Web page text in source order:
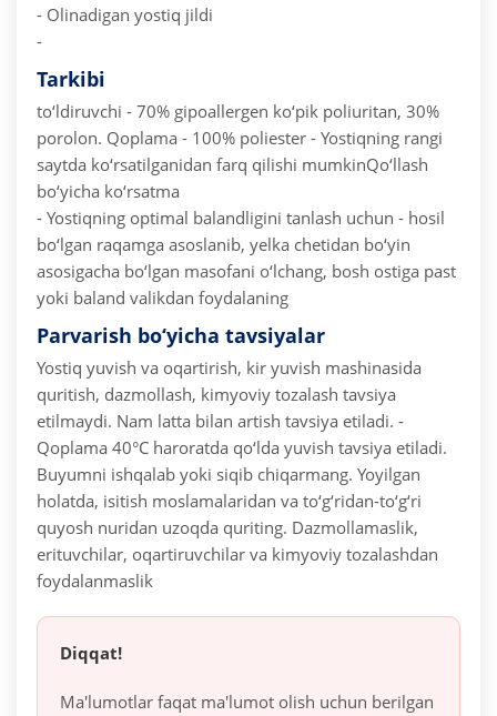
- Olinadigan yostiq jildi
-
Tarkibi
to‘ldiruvchi - 70% gipoallergen ko‘pik poliuritan, 30%
porolon. Qoplama - 100% poliester - Yostiqning rangi
saytda ko‘rsatilganidan farq qilishi mumkinQo‘llash
bo‘yicha ko‘rsatma
- Yostiqning optimal balandligini tanlash uchun - hosil
bo‘lgan raqamga asoslanib, yelka chetidan bo‘yin
asosigacha bo‘lgan masofani o‘lchang, bosh ostiga past
yoki baland valikdan foydalaning
Parvarish bo‘yicha tavsiyalar
Yostiq yuvish va oqartirish, kir yuvish mashinasida
quritish, dazmollash, kimyoviy tozalash tavsiya
etilmaydi. Nam latta bilan artish tavsiya etiladi. -
Qoplama 40°C haroratda qo‘lda yuvish tavsiya etiladi.
Buyumni ishqalab yoki siqib chiqarmang. Yoyilgan
holatda, isitish moslamalaridan va to‘g‘ridan-to‘g‘ri
quyosh nuridan uzoqda quriting. Dazmollamaslik,
erituvchilar, oqartiruvchilar va kimyoviy tozalashdan
foydalanmaslik
Diqqat!
Ma'lumotlar faqat ma'lumot olish uchun berilgan